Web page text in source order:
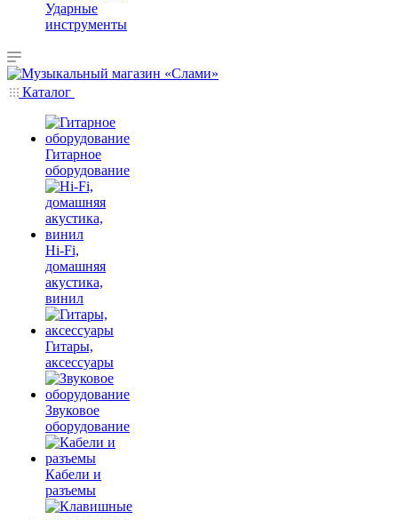
Ударные
инструменты
Каталог
Гитарное
оборудование
Hi-Fi,
домашняя
акустика,
винил
Гитары,
аксессуары
Звуковое
оборудование
Кабели и
разъемы